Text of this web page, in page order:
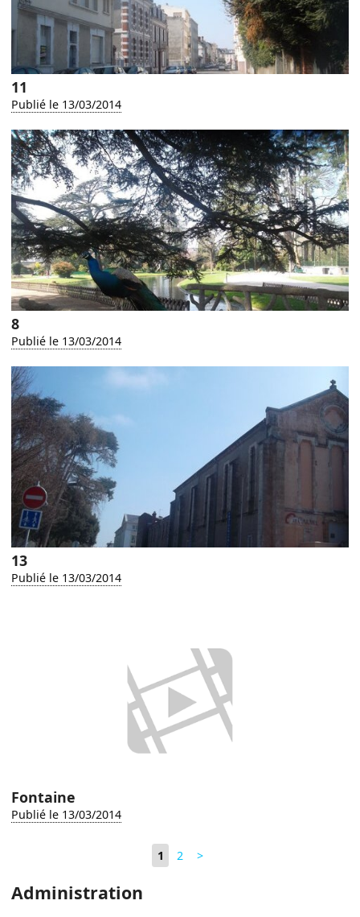
11
Publié le 13/03/2014
8
Publié le 13/03/2014
13
Publié le 13/03/2014
Fontaine
Publié le 13/03/2014
1 2 >
Administration